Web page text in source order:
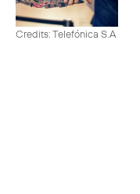
Credits: Telefónica S.A